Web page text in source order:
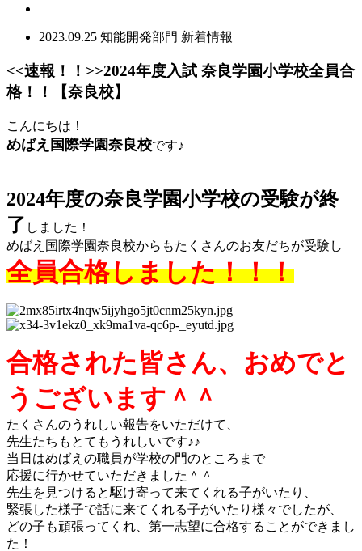
2023.09.25 知能開発部門 新着情報
<<速報！！>>2024年度入試 奈良学園小学校全員合
格！！【奈良校】
こんにちは！
めばえ国際学園奈良校です♪
2024年度の奈良学園小学校の受験が終
了 しました！
めばえ国際学園奈良校からもたくさんのお友だちが受験し
全員合格しました！！！
合格された皆さん、おめでと
うございます＾＾
たくさんのうれしい報告をいただけて、
先生たちもとてもうれしいです♪♪
当日はめばえの職員が学校の門のところまで
応援に行かせていただきました＾＾
先生を見つけると駆け寄って来てくれる子がいたり、
緊張した様子で話に来てくれる子がいたり様々でしたが、
どの子も頑張ってくれ、第一志望に合格することができまし
た！